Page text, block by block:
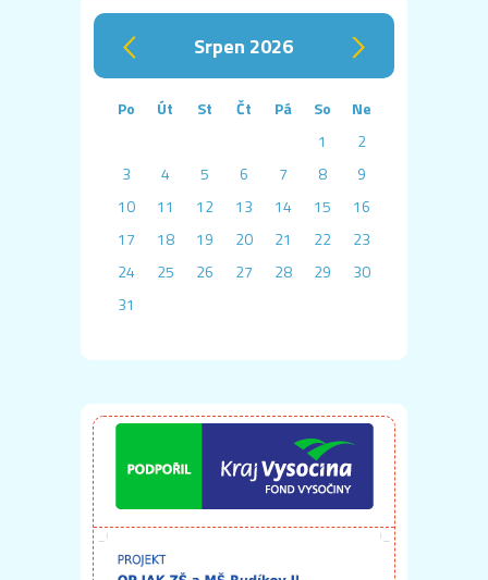
‹ srpen 2026 ›
Po Út St Čt Pá So
Ne
1
2
3
4 5 6 7 8
9
10
11 12 13 14 15
16
17
18 19 20 21 22
23
24
25 26 27 28 29
30
31